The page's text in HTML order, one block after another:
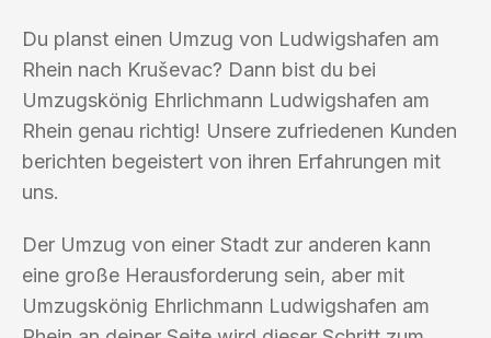
Du planst einen Umzug von Ludwigshafen am
Rhein nach Kruševac? Dann bist du bei
Umzugskönig Ehrlichmann Ludwigshafen am
Rhein genau richtig! Unsere zufriedenen Kunden
berichten begeistert von ihren Erfahrungen mit
uns.
Der Umzug von einer Stadt zur anderen kann
eine große Herausforderung sein, aber mit
Umzugskönig Ehrlichmann Ludwigshafen am